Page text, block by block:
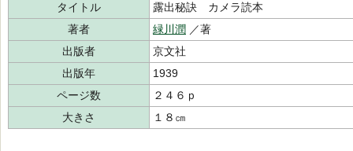
タイトル
露出秘訣 カメラ読本
著者
緑川潤 ／著
出版者
京文社
出版年
1939
ページ数
２４６ｐ
大きさ
１８㎝